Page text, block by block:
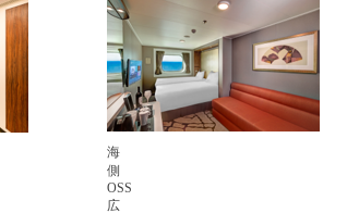
海
側
OSS
広